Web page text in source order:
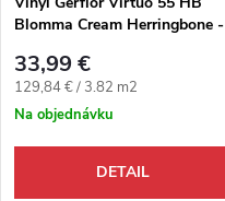
Blomma Cream Herringbone -
33,99 €
Jednotková cena:
129,84 € / 3.82 m2
Na objednávku
DETAIL